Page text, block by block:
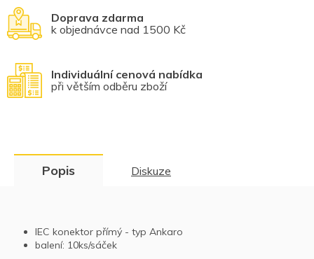
Doprava zdarma
k objednávce nad 1500 Kč
Individuální cenová nabídka
při větším odběru zboží
Popis Diskuze
IEC konektor přímý - typ Ankaro
balení: 10ks/sáček